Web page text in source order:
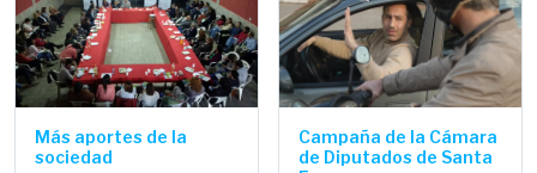
Más aportes de la
sociedad
Campaña de la Cámara
de Diputados de Santa